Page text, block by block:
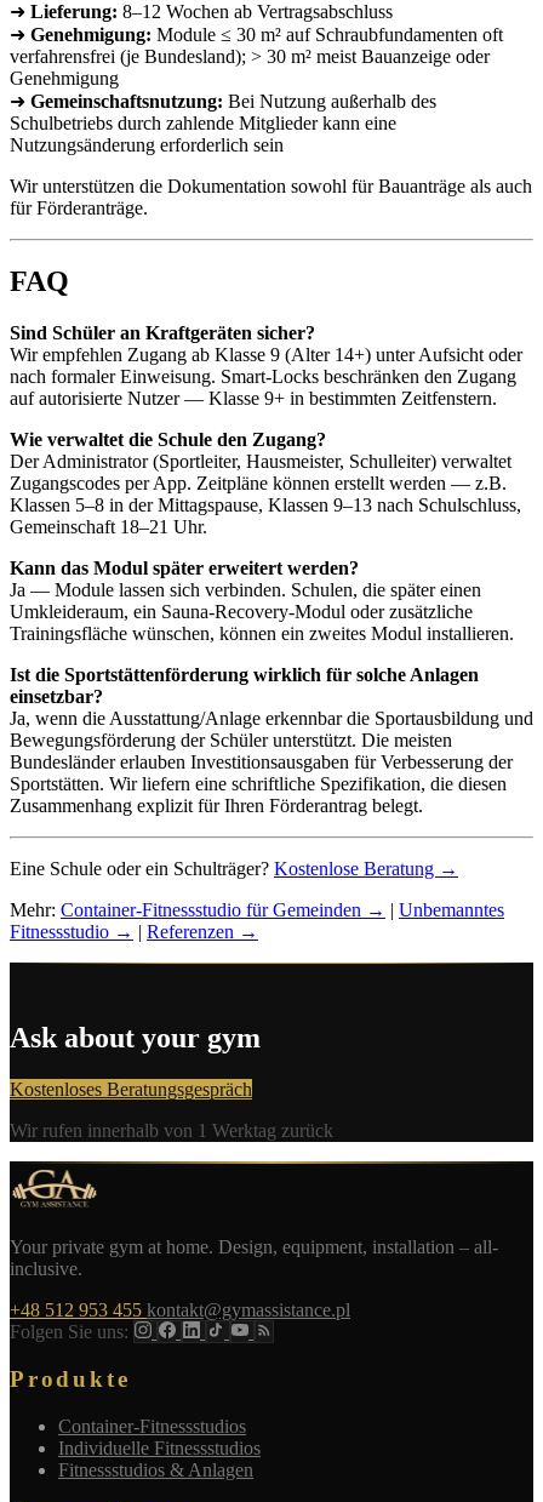
➜ Lieferung: 8–12 Wochen ab Vertragsabschluss
➜ Genehmigung: Module ≤ 30 m² auf Schraubfundamenten oft
verfahrensfrei (je Bundesland); > 30 m² meist Bauanzeige oder
Genehmigung
➜ Gemeinschaftsnutzung: Bei Nutzung außerhalb des
Schulbetriebs durch zahlende Mitglieder kann eine
Nutzungsänderung erforderlich sein
Wir unterstützen die Dokumentation sowohl für Bauanträge als auch
für Förderanträge.
FAQ
Sind Schüler an Kraftgeräten sicher?
Wir empfehlen Zugang ab Klasse 9 (Alter 14+) unter Aufsicht oder
nach formaler Einweisung. Smart-Locks beschränken den Zugang
auf autorisierte Nutzer — Klasse 9+ in bestimmten Zeitfenstern.
Wie verwaltet die Schule den Zugang?
Der Administrator (Sportleiter, Hausmeister, Schulleiter) verwaltet
Zugangscodes per App. Zeitpläne können erstellt werden — z.B.
Klassen 5–8 in der Mittagspause, Klassen 9–13 nach Schulschluss,
Gemeinschaft 18–21 Uhr.
Kann das Modul später erweitert werden?
Ja — Module lassen sich verbinden. Schulen, die später einen
Umkleideraum, ein Sauna-Recovery-Modul oder zusätzliche
Trainingsfläche wünschen, können ein zweites Modul installieren.
Ist die Sportstättenförderung wirklich für solche Anlagen
einsetzbar?
Ja, wenn die Ausstattung/Anlage erkennbar die Sportausbildung und
Bewegungsförderung der Schüler unterstützt. Die meisten
Bundesländer erlauben Investitionsausgaben für Verbesserung der
Sportstätten. Wir liefern eine schriftliche Spezifikation, die diesen
Zusammenhang explizit für Ihren Förderantrag belegt.
Eine Schule oder ein Schulträger? Kostenlose Beratung →
Mehr: Container-Fitnessstudio für Gemeinden → | Unbemanntes
Fitnessstudio → | Referenzen →
Ask about your gym
Kostenloses Beratungsgespräch
Wir rufen innerhalb von 1 Werktag zurück
Your private gym at home. Design, equipment, installation – all-
inclusive.
+48 512 953 455 kontakt@gymassistance.pl
Folgen Sie uns:
Produkte
Container-Fitnessstudios
Individuelle Fitnessstudios
Fitnessstudios & Anlagen